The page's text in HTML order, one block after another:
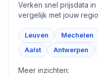
Verken snel prijsdata
vergelijk met jouw
Leuven Mechelen
Aalst
Antwerpen
Meer inzichten: